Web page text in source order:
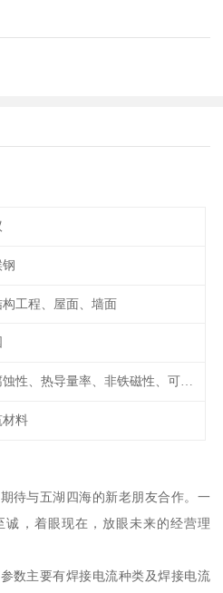
钢
构工程、屋面、墙面
抗腐蚀性、热导量率、非铁磁性、可加工性、可成形性、回收性
料
待与五湖四海的新老朋友合作。一
，着眼现在，放眼未来的经营理
数主要有焊接电流种类及焊接电流